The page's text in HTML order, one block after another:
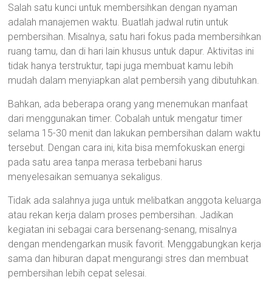
Salah satu kunci untuk membersihkan dengan nyaman
adalah manajemen waktu. Buatlah jadwal rutin untuk
pembersihan. Misalnya, satu hari fokus pada membersihkan
ruang tamu, dan di hari lain khusus untuk dapur. Aktivitas ini
tidak hanya terstruktur, tapi juga membuat kamu lebih
mudah dalam menyiapkan alat pembersih yang dibutuhkan.
Bahkan, ada beberapa orang yang menemukan manfaat
dari menggunakan timer. Cobalah untuk mengatur timer
selama 15-30 menit dan lakukan pembersihan dalam waktu
tersebut. Dengan cara ini, kita bisa memfokuskan energi
pada satu area tanpa merasa terbebani harus
menyelesaikan semuanya sekaligus.
Tidak ada salahnya juga untuk melibatkan anggota keluarga
atau rekan kerja dalam proses pembersihan. Jadikan
kegiatan ini sebagai cara bersenang-senang, misalnya
dengan mendengarkan musik favorit. Menggabungkan kerja
sama dan hiburan dapat mengurangi stres dan membuat
pembersihan lebih cepat selesai.